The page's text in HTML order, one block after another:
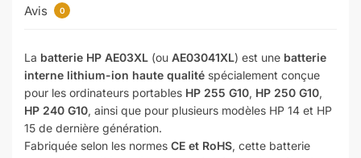
Avis 0
La batterie HP AE03XL (ou AE03041XL) est une batterie
interne lithium-ion haute qualité spécialement conçue
pour les ordinateurs portables HP 255 G10, HP 250 G10,
HP 240 G10, ainsi que pour plusieurs modèles HP 14 et HP
15 de dernière génération.
Fabriquée selon les normes CE et RoHS, cette batterie